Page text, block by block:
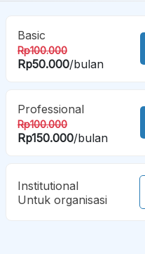
Basic
Rp100.000
Rp50.000/bulan
Professional
Rp100.000
Rp150.000/bulan
Institutional
Untuk organisasi